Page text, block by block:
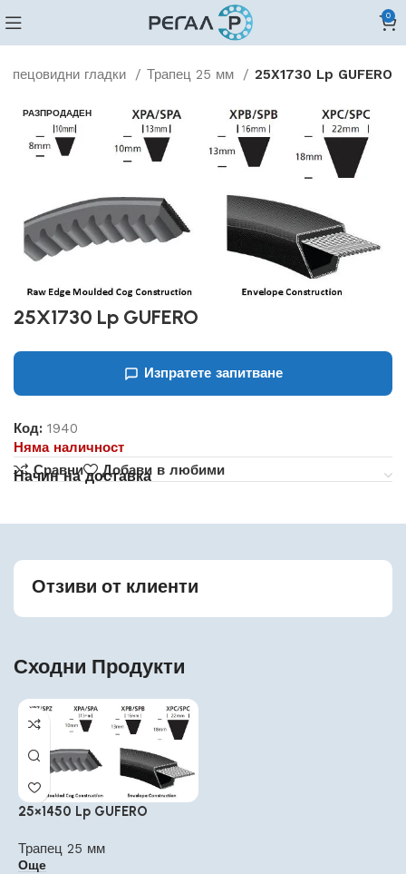
0
гладки Трапец 25 мм 25X1730 Lp GUFERO
РАЗПРОДАДЕН
25X1730 Lp GUFERO
Изпратете запитване
Код:1940
Няма наличност
Сравни
Добави в любими
Начин на доставка
Отзиви от клиенти
Сходни Продукти
25×1450 Lp GUFERO
Трапец 25 мм
Още